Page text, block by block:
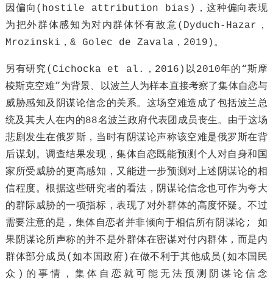
因偏向(hostile attribution bias)，这种偏向表现
为把外群体感知为对内群体怀有敌意(Dyduch-Hazar，
Mrozinski，& Golec de Zavala，2019)。
另有研究(Cichocka et al.，2016)以2010年的“斯摩
棱斯克空难”为背景、以波兰人为样本直接考察了集体自恋与
威胁感知及阴谋论信念的关系。这场空难造成了包括波兰总
统及其夫人在内的88名波兰政府代表团成员丧生。由于这场
悲剧发生在俄罗斯，当时有阴谋论声称该空难是俄罗斯在背
后谋划。调查结果发现，集体自恋既能预测个人对自身和国
家所受威胁的更高感知，又能进一步预测对上述阴谋论的相
信程度。根据这些研究者的看法，阴谋论信念也可作为夸大
的群际威胁的一项指标，表现了对外群体的高度怀疑。不过
需要注意的是，集体自恋者并非倾向于相信所有阴谋论; 如
果阴谋论所声称的并不是外群体在密谋对付内群体，而是内
群体部分成员(如本国政府)在做不利于其他成员(如本国民
众)的事情，集体自恋就可能无法预测阴谋论信念